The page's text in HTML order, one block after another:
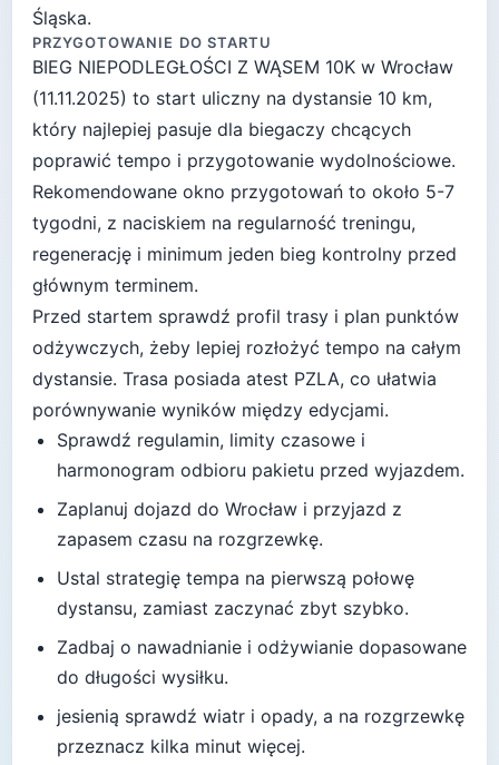
Śląska.
PRZYGOTOWANIE DO STARTU
BIEG NIEPODLEGŁOŚCI Z WĄSEM 10K w Wrocław
(11.11.2025) to start uliczny na dystansie 10 km,
który najlepiej pasuje dla biegaczy chcących
poprawić tempo i przygotowanie wydolnościowe.
Rekomendowane okno przygotowań to około 5-7
tygodni, z naciskiem na regularność treningu,
regenerację i minimum jeden bieg kontrolny przed
głównym terminem.
Przed startem sprawdź profil trasy i plan punktów
odżywczych, żeby lepiej rozłożyć tempo na całym
dystansie. Trasa posiada atest PZLA, co ułatwia
porównywanie wyników między edycjami.
Sprawdź regulamin, limity czasowe i
harmonogram odbioru pakietu przed wyjazdem.
Zaplanuj dojazd do Wrocław i przyjazd z
zapasem czasu na rozgrzewkę.
Ustal strategię tempa na pierwszą połowę
dystansu, zamiast zaczynać zbyt szybko.
Zadbaj o nawadnianie i odżywianie dopasowane
do długości wysiłku.
jesienią sprawdź wiatr i opady, a na rozgrzewkę
przeznacz kilka minut więcej.